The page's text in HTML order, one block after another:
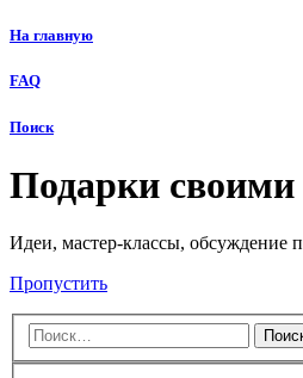
На главную
FAQ
Поиск
Подарки
Идеи, мастер-классы, обсуждение
Пропустить